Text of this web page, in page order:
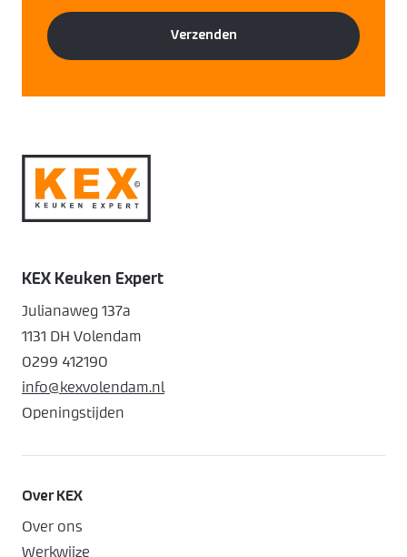
Over KEX
Over ons
Werkwijze
KEX Keuken Expert
Julianaweg 137a
1131 DH Volendam
0299 412190
info@kexvolendam.nl
Openingstijden